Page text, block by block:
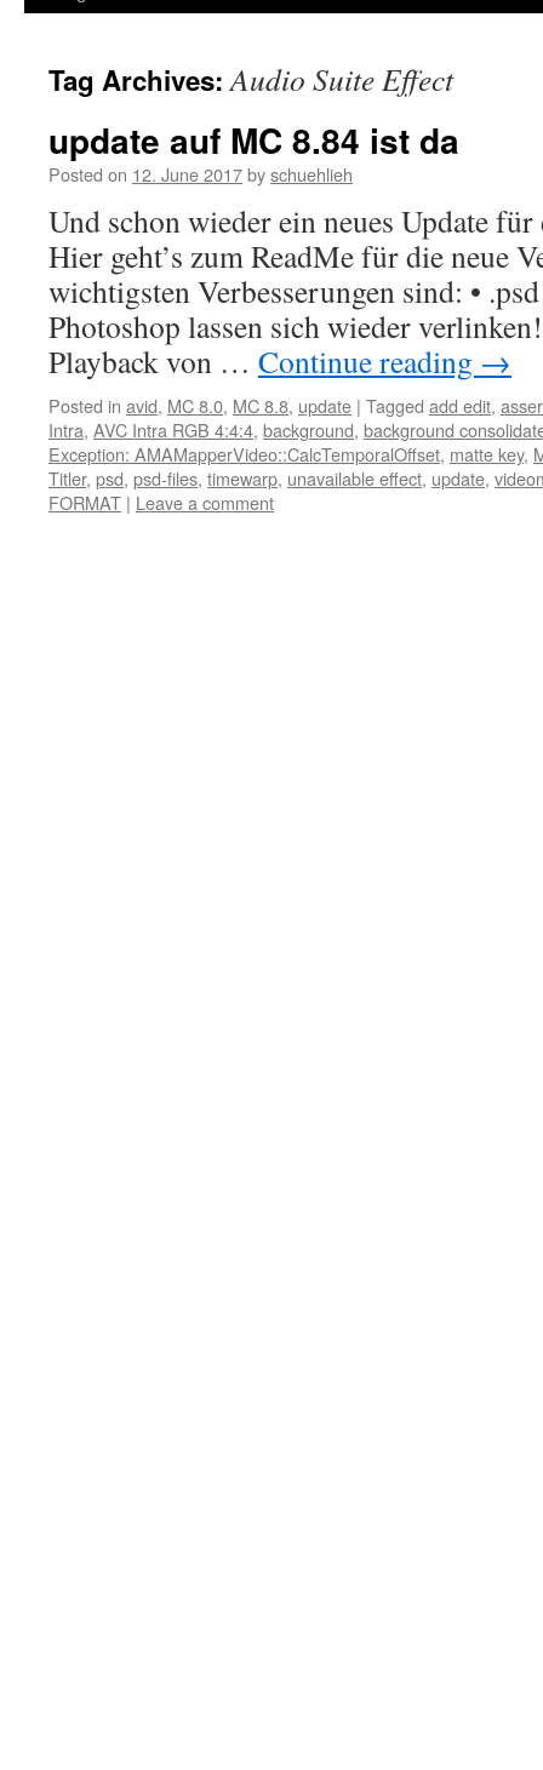
Tag Archives:Audio Suite Effect
update auf MC 8.84 ist da
Posted on 12. June 2017byschuehlieh
Und schon wieder ein neues Update
Hier geht’s zum ReadMe für die neue
wichtigsten Verbesserungen sind: •
Photoshop lassen sich wieder
Playback von … Continue reading →
Posted in avid, MC 8.0, MC 8.8, update | Tagged add edit,
Intra, AVC Intra RGB 4:4:4, background, background
Exception: AMAMapperVideo::CalcTemporalOffset, matte key,
Titler, psd, psd-files, timewarp, unavailable effect, update,
FORMAT | Leave a comment